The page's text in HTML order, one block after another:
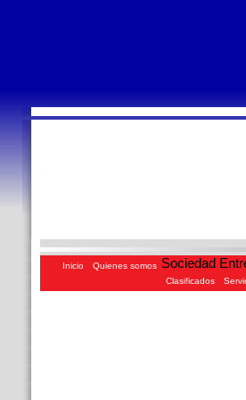
Inicio Quienes somos Sociedad
Clasificados